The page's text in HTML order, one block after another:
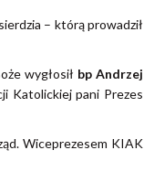
– którą prowadził
wygłosił bp Andrzej
Katolickiej pani Prezes
Wiceprezesem KIAK